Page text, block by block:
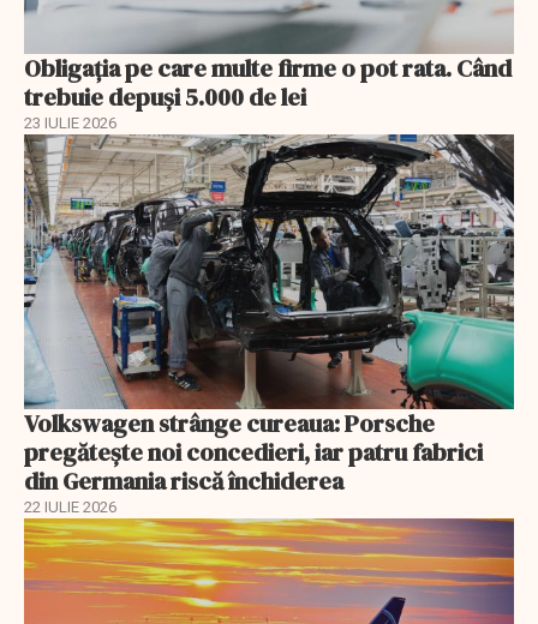
Obligația pe care multe firme o pot rata. Când
trebuie depuși 5.000 de lei
23 IULIE 2026
Volkswagen strânge cureaua: Porsche
pregătește noi concedieri, iar patru fabrici
din Germania riscă închiderea
22 IULIE 2026